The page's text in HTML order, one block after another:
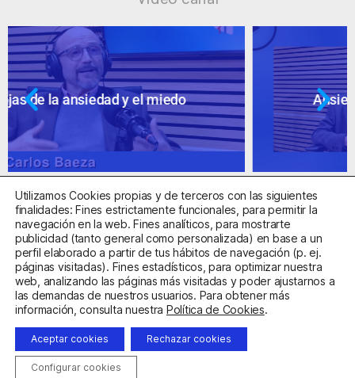
Ansiedad: supuestos cuestionables
Centro Sanitario Autorizado con el código E08737002
Aviso LegalPolítica de PrivacidadPolítica de Cookies
Clínica de la Ansiedad. Teléfonos:932263020
Correo:
Utilizamos Cookies propias y de terceros con las siguientes
finalidades: Fines estrictamente funcionales, para permitir la
navegación en la web. Fines analíticos, para mostrarte
publicidad (tanto general como personalizada) en base a un
perfil elaborado a partir de tus hábitos de navegación (p. ej.
páginas visitadas). Fines estadísticos, para optimizar nuestra
web, analizando las páginas más visitadas y poder ajustarnos a
las demandas de nuestros usuarios. Para obtener más
información, consulta nuestra Política de Cookies.
Aceptar cookies Rechazar cookies
Configurar cookies